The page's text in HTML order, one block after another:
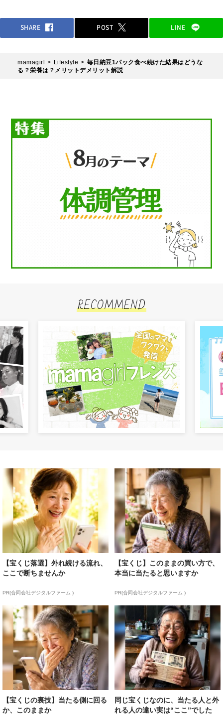
SHARE POST LINE
mamagirl Lifestyle
毎日納豆1パック食べ続けた結果はどうな
る？栄養は？メリットデメリット解説
RECOMMEND
【宝くじ落選】外れ続ける流れ、
ここで断ちませんか
PR(合同会社デジタルファーム )
【宝くじ】このままの買い方で、
本当に当たると思いますか
PR(合同会社デジタルファーム )
【宝くじの裏技】当たる側に回る
か、このままか
同じ宝くじなのに、当たる人と外
れる人の違い実は“ここ”でした